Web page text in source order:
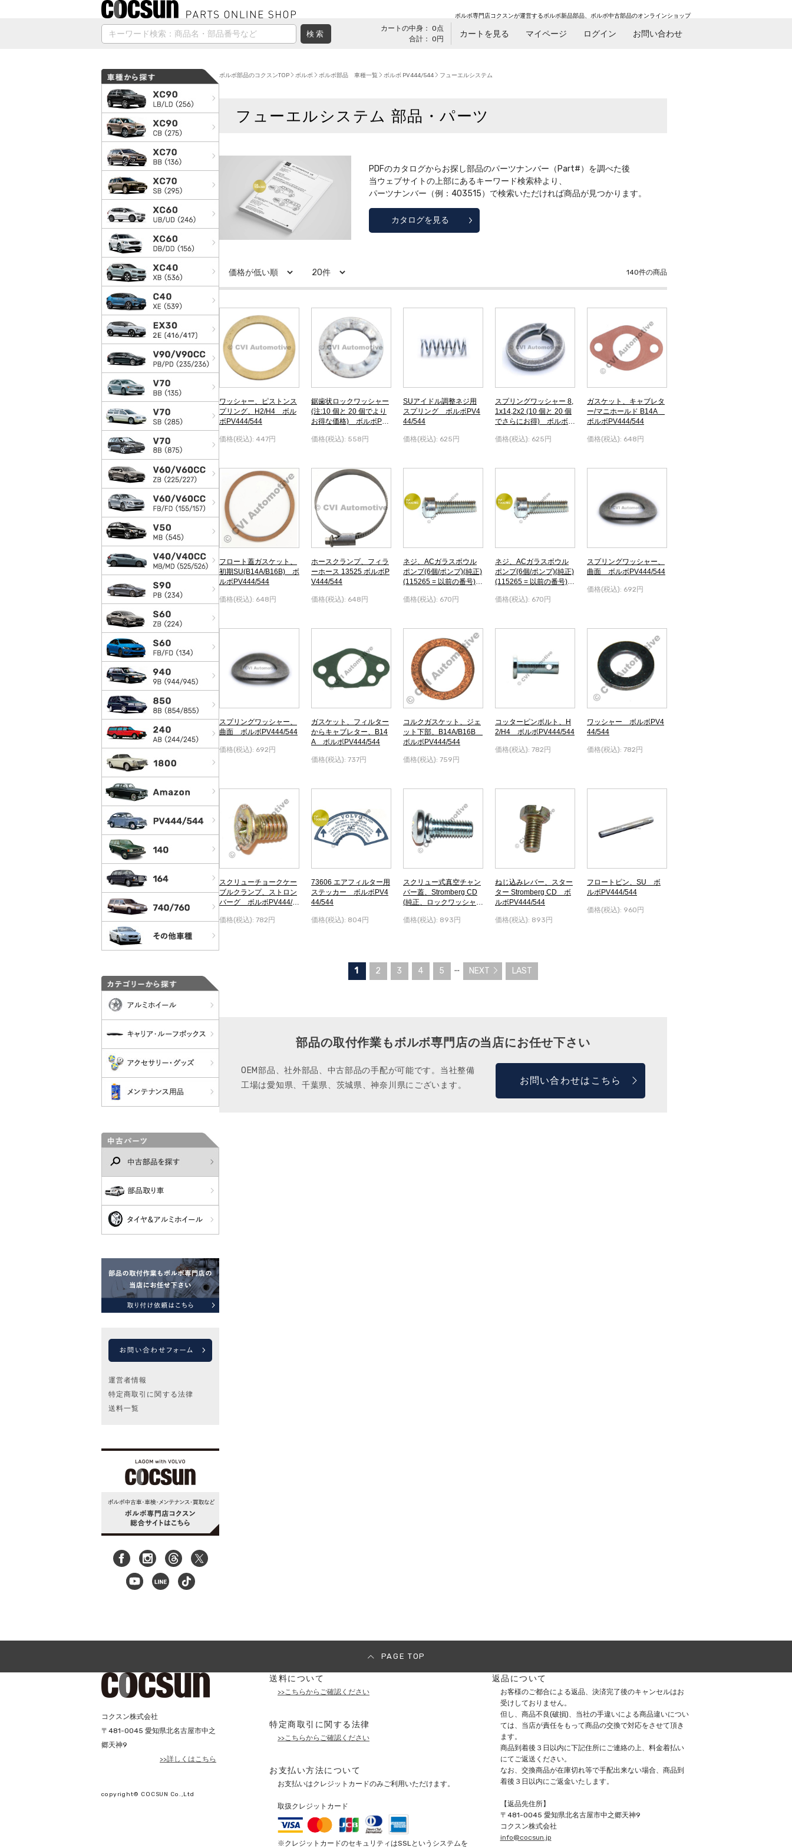
ボルボ専門店コクスンが運営するボルボ新品部品、ボルボ中古部品のオンラインショップ
検索
カートの中身： 0点
合計： 0円
カートを見る マイページ ログイン お問い合わせ
運営者情報
特定商取引に関する法律
送料一覧
ボルボ部品のコクスンTOP ボルボ ボルボ部品 車種一覧 ボルボ PV444/544 フューエルシステム
フューエルシステム 部品・パーツ
PDFのカタログからお探し部品のパーツナンバー（Part#）を調べた後
当ウェブサイトの上部にあるキーワード検索枠より、
パーツナンバー（例：403515）で検索いただければ商品が見つかります。
カタログを見る
140件の商品
ワッシャー、ピストンス
プリング、H2/H4 ボル
ボPV444/544
価格(税込): 447円
鋸歯状ロックワッシャー
(注:10 個と 20 個でより
お得な価格) ボルボPV4
価格(税込): 558円
SUアイドル調整ネジ用
スプリング ボルボPV4
44/544
価格(税込): 625円
スプリングワッシャー 8,
1x14,2x2 (10 個と 20 個
でさらにお得) ボルボP
価格(税込): 625円
ガスケット、キャブレタ
ー/マニホールド B14A
ボルボPV444/544
価格(税込): 648円
フロート蓋ガスケット、
初期SU(B14A/B16B) ボ
ルボPV444/544
価格(税込): 648円
ホースクランプ、フィラ
ーホース 13525 ボルボP
V444/544
価格(税込): 648円
ネジ、ACガラスボウル
ポンプ(6個/ポンプ)(純正)
(115265 = 以前の番号)
価格(税込): 670円
ネジ、ACガラスボウル
ポンプ(6個/ポンプ)(純正)
(115265 = 以前の番号)
価格(税込): 670円
スプリングワッシャー、
曲面 ボルボPV444/544
価格(税込): 692円
スプリングワッシャー、
曲面 ボルボPV444/544
価格(税込): 692円
ガスケット、フィルター
からキャブレター、B14
A ボルボPV444/544
価格(税込): 737円
コルクガスケット、ジェ
ット下部、B14A/B16B
ボルボPV444/544
価格(税込): 759円
コッターピンボルト、H
2/H4 ボルボPV444/544
価格(税込): 782円
ワッシャー ボルボPV4
44/544
価格(税込): 782円
スクリューチョークケー
ブルクランプ、ストロン
バーグ ボルボPV444/5
価格(税込): 782円
73606 エアフィルター用
ステッカー ボルボPV4
44/544
価格(税込): 804円
スクリュー式真空チャン
バー蓋、Stromberg CD
(純正、ロックワッシャー
ボルボPV444/544
価格(税込): 893円
ねじ込みレバー、スター
ター Stromberg CD ボ
ルボPV444/544
価格(税込): 893円
フロートピン、SU ボ
ルボPV444/544
価格(税込): 960円
1 2 3 4 5 ... NEXT LAST
部品の取付作業もボルボ専門店の当店にお任せ下さい
OEM部品、社外部品、中古部品の手配が可能です。当社整備
工場は愛知県、千葉県、茨城県、神奈川県にございます。
お問い合わせはこちら
PAGE TOP
コクスン株式会社
〒 481-0045 愛知県北名古屋市中之
郷天神9
>>詳しくはこちら
copyright© COCSUN Co.,Ltd
送料について
>>こちらからご確認ください
特定商取引に関する法律
>>こちらからご確認ください
お支払い方法について
お支払いはクレジットカードのみご利用いただけます。
取扱クレジットカード
※クレジットカードのセキュリティはSSLというシステムを
返品について
お客様のご都合による返品、決済完了後のキャンセルはお
受けしておりません。
但し、商品不良(破損)、当社の手違いによる商品違いについ
ては、当店が責任をもって商品の交換で対応をさせて頂き
ます。
商品到着後３日以内に下記住所にご連絡の上、料金着払い
にてご返送ください。
なお、交換商品が在庫切れ等で手配出来ない場合、商品到
着後３日以内にご返金いたします。
【返品先住所】
〒 481-0045 愛知県北名古屋市中之郷天神9
コクスン株式会社
info@cocsun.jp